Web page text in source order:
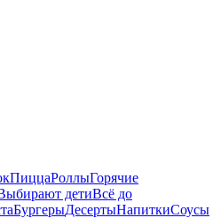
ПиццаРоллыГорячие
детиВсё до
БургерыДесертыНапиткиСоусы